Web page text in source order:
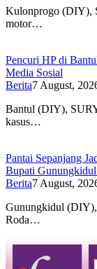
Kulonprogo (DIY),
motor…
Pencuri HP di
Media Sosial
Berita7 August,
Bantul (DIY),
kasus…
Pantai Sepanjang
Bupati
Berita7 August,
Gunungkidul (DIY),
Roda…